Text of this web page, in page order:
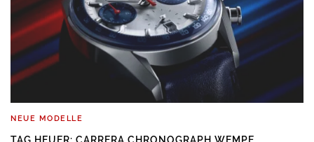
NEUE MODELLE
TAG HEUER: CARRERA CHRONOGRAPH WEMPE